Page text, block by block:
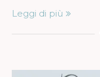
Leggi di più